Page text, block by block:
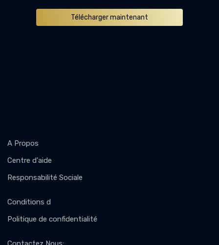
Télécharger maintenant
A Propos
Centre d'aide
Responsabilité Sociale
Conditions d
Politique de confidentialité